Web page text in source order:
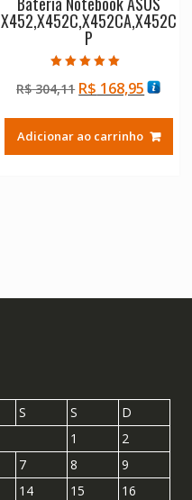
X452,X452C,X452CA,X452C
P
5.00
de 5
R$304,11 O
original
era:
R$ 168,95O
atual
é:
Adicionar ao carrinho
S S
D
1
2
7 8
9
14 15
16